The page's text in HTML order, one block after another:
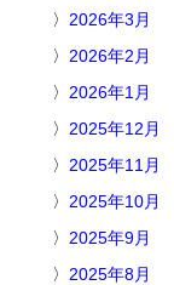
2026年3月
2026年2月
2026年1月
2025年12月
2025年11月
2025年10月
2025年9月
2025年8月